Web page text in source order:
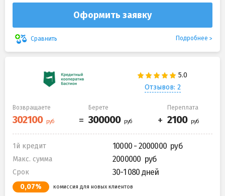
Оформить заявку
Сравнить Подробнее
Отзывов: 2
Возвращаете Берете Переплата
1й кредит 10000 - 2000000
Макс. сумма 2000000
Срок 30-1 080 дней
0,07% комиссия для новых клиентов